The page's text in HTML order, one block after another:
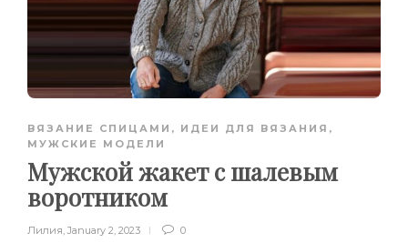
ВЯЗАНИЕ СПИЦАМИ , ИДЕИ ДЛЯ ВЯЗАНИЯ ,
МУЖСКИЕ МОДЕЛИ
Мужской жакет с шалевым
воротником
Лилия, January 2, 2023 0